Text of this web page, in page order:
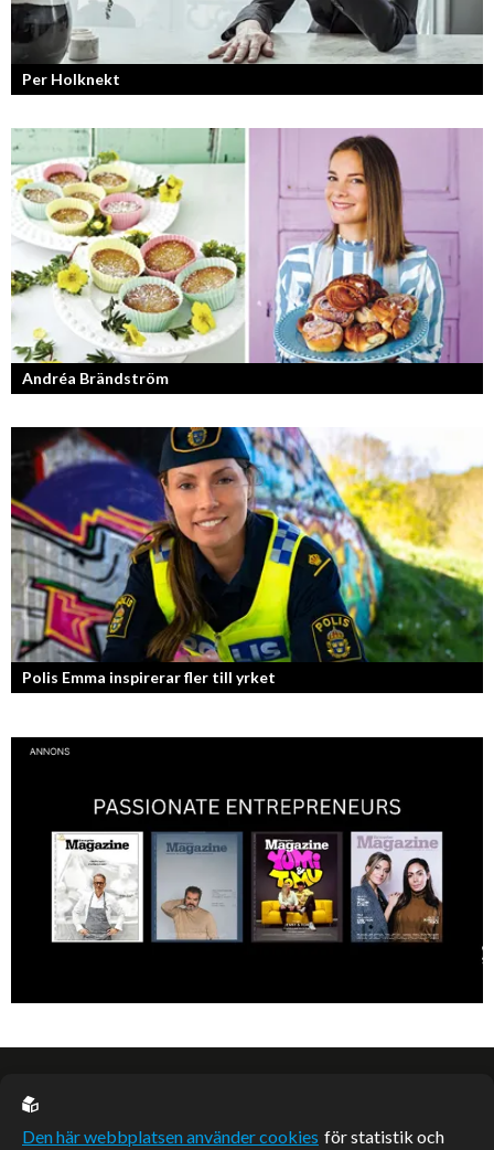
Per Holknekt
Från brädan till scenen
Andréa Brändström
Vinnare av Hela Sverige Bakar 2017.
Polis Emma inspirerar fler till yrket
EU casino
Den här webbplatsen använder cookies för statistik och